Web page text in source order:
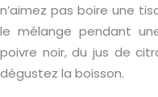
n’aimez pas boire une
le mélange pendant
poivre noir, du jus de
dégustez la boisson.